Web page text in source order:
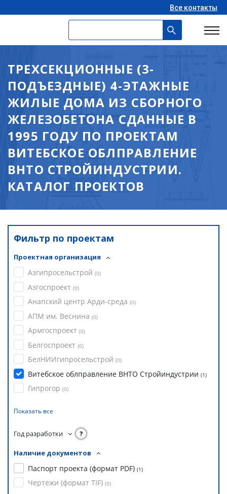
Все контакты
ТРЕХСЕКЦИОННЫЕ (3-
ПОДЪЕЗДНЫЕ) 4-ЭТАЖНЫЕ
ЖИЛЫЕ ДОМА ИЗ СБОРНОГО
ЖЕЛЕЗОБЕТОНА СДАННЫЕ В
1995 ГОДУ ПО ПРОЕКТАМ
ВИТЕБСКОЕ ОБЛПРАВЛЕНИЕ
ВНТО СТРОЙИНДУСТРИИ.
КАТАЛОГ ПРОЕКТОВ
Фильтр по проектам
Проектная организация
Азгипросельстрой (0)
Азгоспроект (0)
Анапский центр Арди-среда (0)
АПМ им. Веснина (0)
Армгоспроект (0)
Белгоспроект (0)
БелНИИгипросельстрой (0)
Витебское облправление ВНТО Стройиндустрии (1)
Гипрогор (0)
Показать все
Год разработки ?
Наличие документов
Паспорт проекта (формат PDF) (1)
Чертежи (формат TIF) (0)